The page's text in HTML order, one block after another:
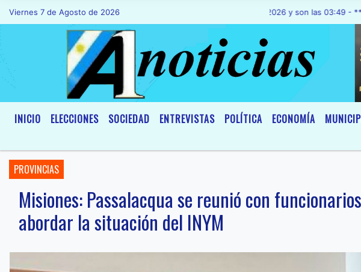
Viernes 7 de Agosto de 2026Hoy es Viernes 7 de Agosto de 2026 y son las 03:49 - ** La
INICIO ELECCIONES SOCIEDAD ENTREVISTAS POLÍTICA ECONOMÍA
PROVINCIAS
Misiones: Passalacqua se reunió con
abordar la situación del INYM